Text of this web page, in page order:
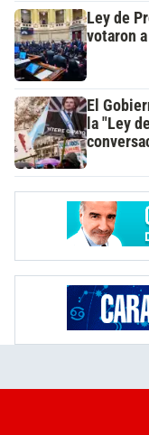
Ley de
votaron
El
la "Ley